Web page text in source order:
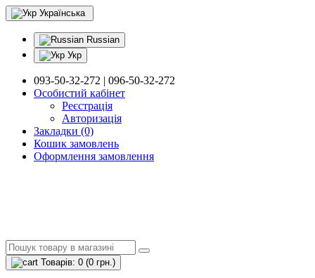
Українська
Russian
Укр
093-50-32-272 | 096-50-32-272
Особистий кабінет
Реєстрація
Авторизація
Закладки (0)
Кошик замовлень
Оформлення замовлення
Товарів: 0 (0 грн.)